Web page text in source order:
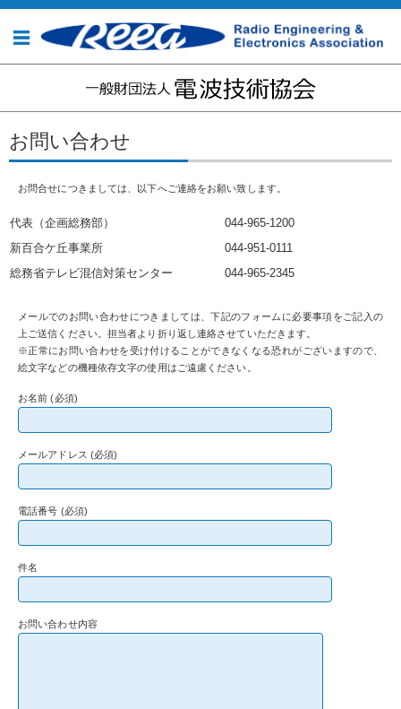
コンテンツに移動
お問い合わせ
お問合せにつきましては、以下へご連絡をお願い致します。
代表（企画総務部）
044-965-1200
新百合ケ丘事業所
044-951-0111
総務省テレビ混信対策センター
044-965-2345
メールでのお問い合わせにつきましては、下記のフォームに必要事項をご記入の
上ご送信ください。担当者より折り返し連絡させていただきます。
※正常にお問い合わせを受け付けることができなくなる恐れがございますので、
絵文字などの機種依存文字の使用はご遠慮ください。
お名前 (必須)
メールアドレス (必須)
電話番号 (必須)
件名
お問い合わせ内容